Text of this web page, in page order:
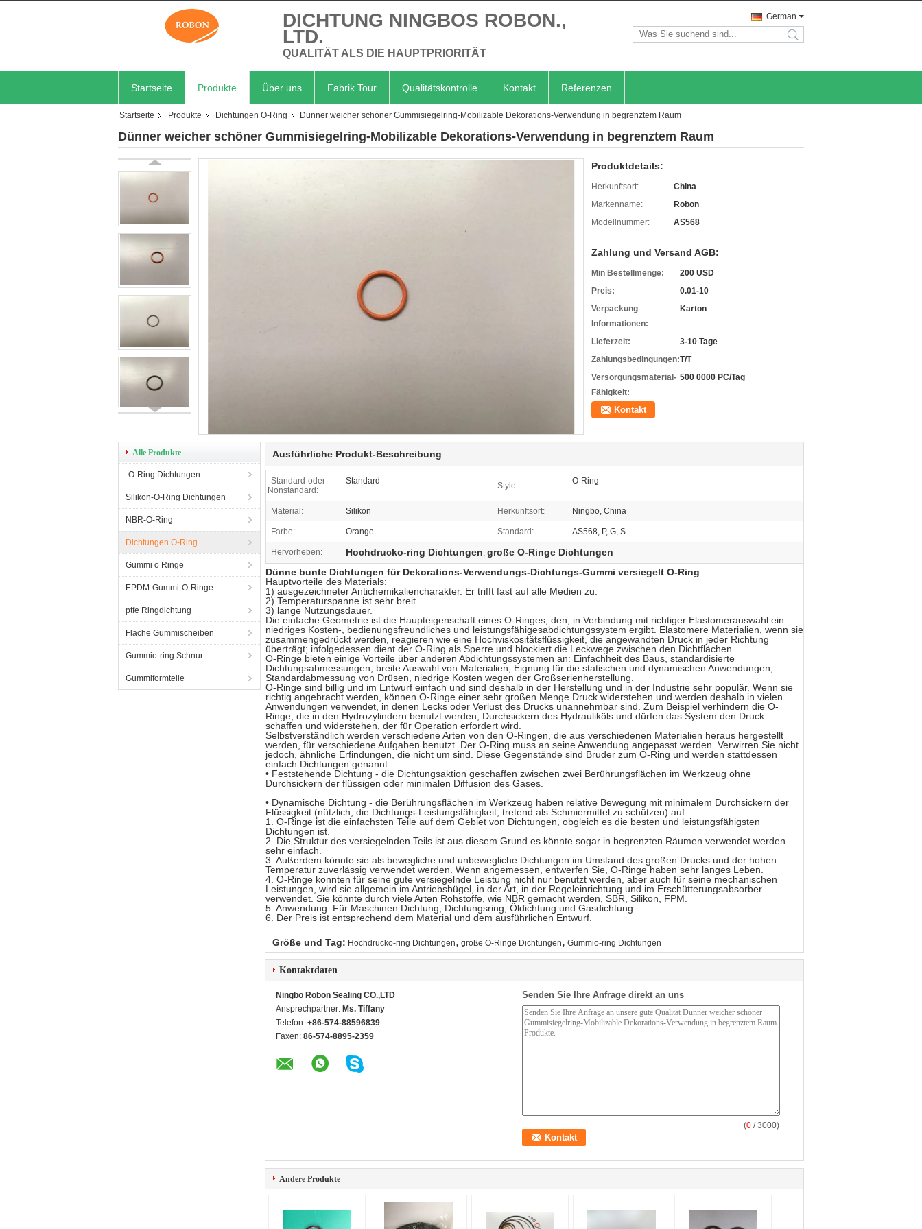
DICHTUNG NINGBOS ROBON.,
LTD.
QUALITÄT ALS DIE HAUPTPRIORITÄT
German
search
Startseite Produkte Über uns Fabrik Tour Qualitätskontrolle Kontakt Referenzen
Startseite Produkte Dichtungen O-Ring Dünner weicher schöner Gummisiegelring-Mobilizable Dekorations-Verwendung in begrenztem Raum
Dünner weicher schöner Gummisiegelring-Mobilizable Dekorations-Verwendung in begrenztem Raum
Produktdetails:
Herkunftsort:
China
Markenname:
Robon
Modellnummer:
AS568
Zahlung und Versand AGB:
Min Bestellmenge:
200 USD
Preis:
0.01-10
Verpackung
Informationen:
Karton
Lieferzeit:
3-10 Tage
Zahlungsbedingungen:T/T
Versorgungsmaterial-
Fähigkeit:
500 0000 PC/Tag
Kontakt
Alle Produkte
-O-Ring Dichtungen
Silikon-O-Ring Dichtungen
NBR-O-Ring
Dichtungen O-Ring
Gummi o Ringe
EPDM-Gummi-O-Ringe
ptfe Ringdichtung
Flache Gummischeiben
Gummio-ring Schnur
Gummiformteile
Ausführliche Produkt-Beschreibung
Standard-oder
Nonstandard:
Standard Style: O-Ring
Material: Silikon Herkunftsort: Ningbo, China
Farbe: Orange Standard: AS568, P, G, S
Hervorheben: Hochdrucko-ring Dichtungen, große O-Ringe Dichtungen
Dünne bunte Dichtungen für Dekorations-Verwendungs-Dichtungs-Gummi versiegelt O-Ring
Hauptvorteile des Materials:
1) ausgezeichneter Antichemikaliencharakter. Er trifft fast auf alle Medien zu.
2) Temperaturspanne ist sehr breit.
3) lange Nutzungsdauer.
Die einfache Geometrie ist die Haupteigenschaft eines O-Ringes, den, in Verbindung mit richtiger Elastomerauswahl ein
niedriges Kosten-, bedienungsfreundliches und leistungsfähigesabdichtungssystem ergibt. Elastomere Materialien, wenn sie
zusammengedrückt werden, reagieren wie eine Hochviskositätsflüssigkeit, die angewandten Druck in jeder Richtung
überträgt; infolgedessen dient der O-Ring als Sperre und blockiert die Leckwege zwischen den Dichtflächen.
O-Ringe bieten einige Vorteile über anderen Abdichtungssystemen an: Einfachheit des Baus, standardisierte
Dichtungsabmessungen, breite Auswahl von Materialien, Eignung für die statischen und dynamischen Anwendungen,
Standardabmessung von Drüsen, niedrige Kosten wegen der Großserienherstellung.
O-Ringe sind billig und im Entwurf einfach und sind deshalb in der Herstellung und in der Industrie sehr populär. Wenn sie
richtig angebracht werden, können O-Ringe einer sehr großen Menge Druck widerstehen und werden deshalb in vielen
Anwendungen verwendet, in denen Lecks oder Verlust des Drucks unannehmbar sind. Zum Beispiel verhindern die O-
Ringe, die in den Hydrozylindern benutzt werden, Durchsickern des Hydrauliköls und dürfen das System den Druck
schaffen und widerstehen, der für Operation erfordert wird.
Selbstverständlich werden verschiedene Arten von den O-Ringen, die aus verschiedenen Materialien heraus hergestellt
werden, für verschiedene Aufgaben benutzt. Der O-Ring muss an seine Anwendung angepasst werden. Verwirren Sie nicht
jedoch, ähnliche Erfindungen, die nicht um sind. Diese Gegenstände sind Bruder zum O-Ring und werden stattdessen
einfach Dichtungen genannt.
• Feststehende Dichtung - die Dichtungsaktion geschaffen zwischen zwei Berührungsflächen im Werkzeug ohne
Durchsickern der flüssigen oder minimalen Diffusion des Gases.
• Dynamische Dichtung - die Berührungsflächen im Werkzeug haben relative Bewegung mit minimalem Durchsickern der
Flüssigkeit (nützlich, die Dichtungs-Leistungsfähigkeit, tretend als Schmiermittel zu schützen) auf
1. O-Ringe ist die einfachsten Teile auf dem Gebiet von Dichtungen, obgleich es die besten und leistungsfähigsten
Dichtungen ist.
2. Die Struktur des versiegelnden Teils ist aus diesem Grund es könnte sogar in begrenzten Räumen verwendet werden
sehr einfach.
3. Außerdem könnte sie als bewegliche und unbewegliche Dichtungen im Umstand des großen Drucks und der hohen
Temperatur zuverlässig verwendet werden. Wenn angemessen, entwerfen Sie, O-Ringe haben sehr langes Leben.
4. O-Ringe konnten für seine gute versiegelnde Leistung nicht nur benutzt werden, aber auch für seine mechanischen
Leistungen, wird sie allgemein im Antriebsbügel, in der Art, in der Regeleinrichtung und im Erschütterungsabsorber
verwendet. Sie könnte durch viele Arten Rohstoffe, wie NBR gemacht werden, SBR, Silikon, FPM.
5. Anwendung: Für Maschinen Dichtung, Dichtungsring, Öldichtung und Gasdichtung.
6. Der Preis ist entsprechend dem Material und dem ausführlichen Entwurf.
Größe und Tag: Hochdrucko-ring Dichtungen, große O-Ringe Dichtungen, Gummio-ring Dichtungen
Kontaktdaten
Ningbo Robon Sealing CO.,LTD
Ansprechpartner: Ms. Tiffany
Telefon: +86-574-88596839
Faxen: 86-574-8895-2359
Senden Sie Ihre Anfrage direkt an uns
(0 / 3000)
Andere Produkte